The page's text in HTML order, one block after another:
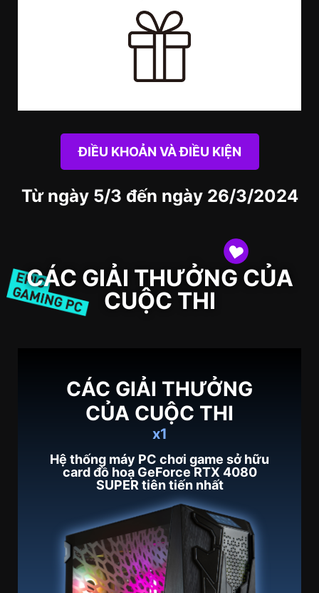
ĐIỀU KHOẢN VÀ ĐIỀU KIỆN
Từ ngày 5/3 đến ngày 26/3/2024
CÁC GIẢI THƯỞNG CỦA
CUỘC THI
CÁC GIẢI THƯỞNG
CỦA CUỘC THI
x1
Hệ thống máy PC chơi game sở hữu
card đồ hoạ GeForce RTX 4080
SUPER tiên tiến nhất